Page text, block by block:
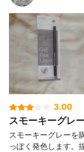
3.00
スモーキーグレ
スモーキーグレーを
っぽく発色します。